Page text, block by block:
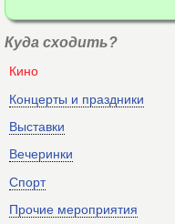
Куда сходить?
Кино
Концерты и праздники
Выставки
Вечеринки
Спорт
Прочие мероприятия